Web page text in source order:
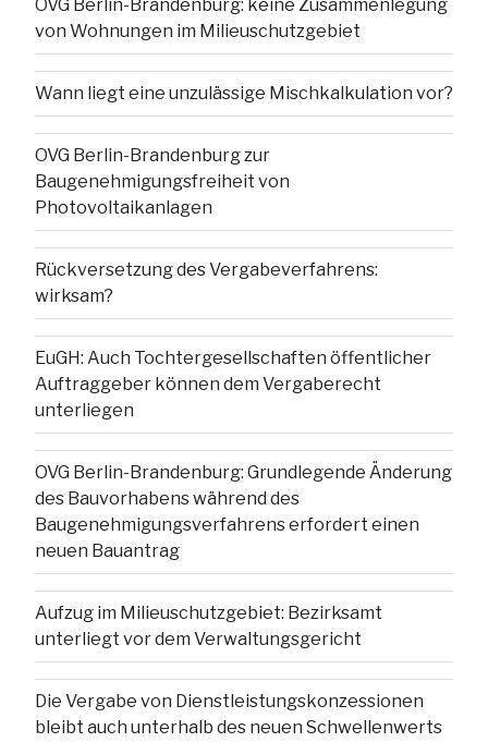
OVG Berlin-Brandenburg: keine Zusammenlegung
von Wohnungen im Milieuschutzgebiet
Wann liegt eine unzulässige Mischkalkulation vor?
OVG Berlin-Brandenburg zur
Baugenehmigungsfreiheit von
Photovoltaikanlagen
Rückversetzung des Vergabeverfahrens:
wirksam?
EuGH: Auch Tochtergesellschaften öffentlicher
Auftraggeber können dem Vergaberecht
unterliegen
OVG Berlin-Brandenburg: Grundlegende Änderung
des Bauvorhabens während des
Baugenehmigungsverfahrens erfordert einen
neuen Bauantrag
Aufzug im Milieuschutzgebiet: Bezirksamt
unterliegt vor dem Verwaltungsgericht
Die Vergabe von Dienstleistungskonzessionen
bleibt auch unterhalb des neuen Schwellenwerts